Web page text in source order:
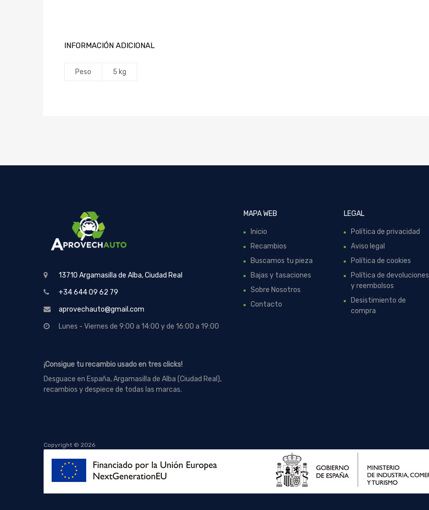
INFORMACIÓN ADICIONAL
Peso 5 kg
13710 Argamasilla de Alba, Ciudad Real
+34 644 09 62 79
aprovechauto@gmail.com
Lunes - Viernes de 9:00 a 14:00 y de 16:00 a 19:00
¡Consigue tu recambio usado en tres clicks!
Desguace en España, Argamasilla de Alba (Ciudad Real),
recambios y despiece de todas las marcas.
MAPA WEB
Inicio
Recambios
Buscamos tu pieza
Bajas y tasaciones
Sobre Nosotros
Contacto
LEGAL
Política de privacidad
Aviso legal
Política de cookies
Política de devoluciones
y reembolsos
Desistimiento de
compra
Copyright © 2026